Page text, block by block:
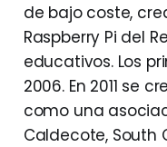
de bajo coste,
Raspberry Pi del
educativos. Los
2006. En 2011 se
como una
Caldecote, South